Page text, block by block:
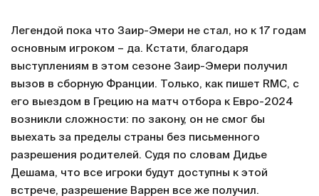
Легендой пока что Заир-Эмери не стал, но к 17 годам
основным игроком – да. Кстати, благодаря
выступлениям в этом сезоне Заир-Эмери получил
вызов в сборную Франции. Только, как пишет RMC, с
его выездом в Грецию на матч отбора к Евро-2024
возникли сложности: по закону, он не смог бы
выехать за пределы страны без письменного
разрешения родителей. Судя по словам Дидье
Дешама, что все игроки будут доступны к этой
встрече, разрешение Варрен все же получил.